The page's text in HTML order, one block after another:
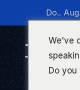
wechseln
Do..
We've
Do